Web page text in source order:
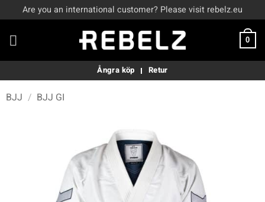
to
content
Are you an international customer? Please visit rebelz.eu
0
Ångra köp Retur
BJJ / BJJ GI